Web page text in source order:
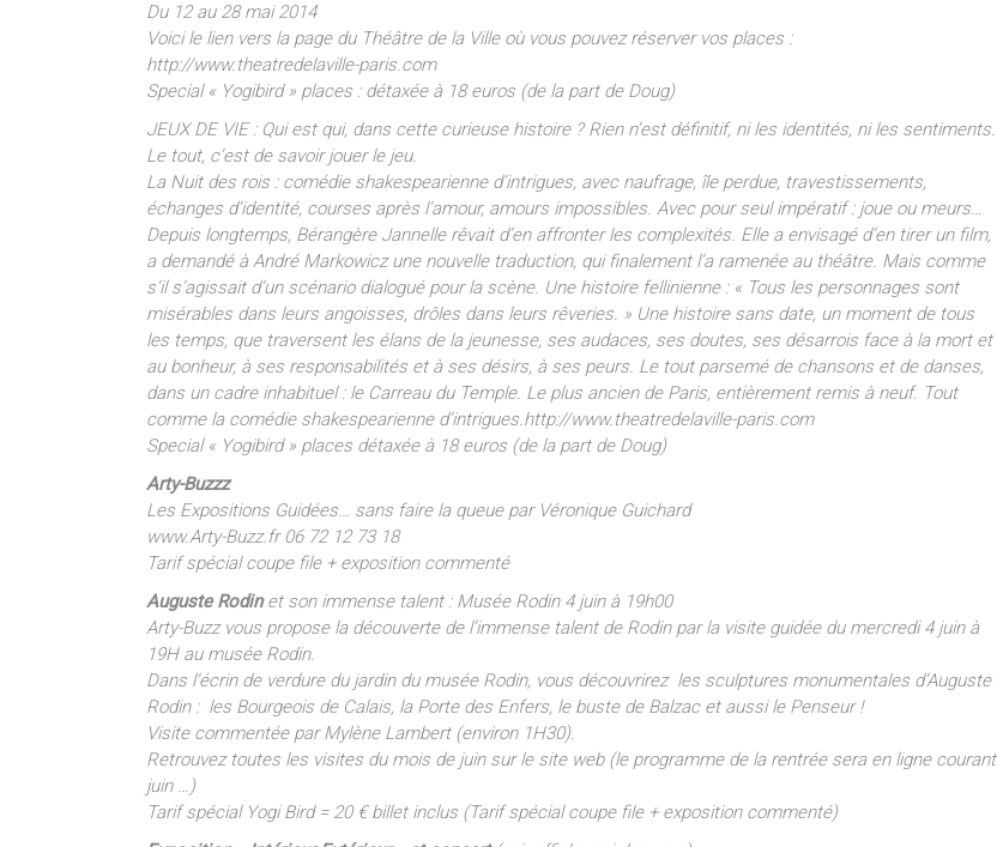
Du 12 au 28 mai 2014
Voici le lien vers la page du Théâtre de la Ville où vous pouvez réserver vos places :
http://www.theatredelaville-paris.com
Special « Yogibird » places : détaxée à 18 euros (de la part de Doug)
JEUX DE VIE : Qui est qui, dans cette curieuse histoire ? Rien n’est définitif, ni les identités, ni les sentiments.
Le tout, c’est de savoir jouer le jeu.
La Nuit des rois : comédie shakespearienne d’intrigues, avec naufrage, île perdue, travestissements,
échanges d’identité, courses après l’amour, amours impossibles. Avec pour seul impératif : joue ou meurs…
Depuis longtemps, Bérangère Jannelle rêvait d’en affronter les complexités. Elle a envisagé d’en tirer un film,
a demandé à André Markowicz une nouvelle traduction, qui finalement l’a ramenée au théâtre. Mais comme
s’il s’agissait d’un scénario dialogué pour la scène. Une histoire fellinienne : « Tous les personnages sont
misérables dans leurs angoisses, drôles dans leurs rêveries. » Une histoire sans date, un moment de tous
les temps, que traversent les élans de la jeunesse, ses audaces, ses doutes, ses désarrois face à la mort et
au bonheur, à ses responsabilités et à ses désirs, à ses peurs. Le tout parsemé de chansons et de danses,
dans un cadre inhabituel : le Carreau du Temple. Le plus ancien de Paris, entièrement remis à neuf. Tout
comme la comédie shakespearienne d’intrigues.http://www.theatredelaville-paris.com
Special « Yogibird » places détaxée à 18 euros (de la part de Doug)
Arty-Buzzz
Les Expositions Guidées… sans faire la queue par Véronique Guichard
www.Arty-Buzz.fr 06 72 12 73 18
Tarif spécial coupe file + exposition commenté
Auguste Rodinet son immense talent : Musée Rodin 4 juin à 19h00
Arty-Buzz vous propose la découverte de l’immense talent de Rodin par la visite guidée du mercredi 4 juin à
19H au musée Rodin.
Dans l’écrin de verdure du jardin du musée Rodin, vous découvrirez les sculptures monumentales d’Auguste
Rodin : les Bourgeois de Calais, la Porte des Enfers, le buste de Balzac et aussi le Penseur !
Visite commentée par Mylène Lambert (environ 1H30).
Retrouvez toutes les visites du mois de juin sur le site web (le programme de la rentrée sera en ligne courant
juin …)
Tarif spécial Yogi Bird = 20 € billet inclus (Tarif spécial coupe file + exposition commenté)